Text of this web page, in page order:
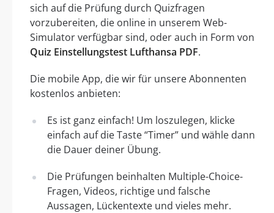
sich auf die Prüfung durch Quizfragen
vorzubereiten, die online in unserem Web-
Simulator verfügbar sind, oder auch in Form von
Quiz Einstellungstest Lufthansa PDF.
Die mobile App, die wir für unsere Abonnenten
kostenlos anbieten:
Es ist ganz einfach! Um loszulegen, klicke
einfach auf die Taste “Timer” und wähle dann
die Dauer deiner Übung.
Die Prüfungen beinhalten Multiple-Choice-
Fragen, Videos, richtige und falsche
Aussagen, Lückentexte und vieles mehr.